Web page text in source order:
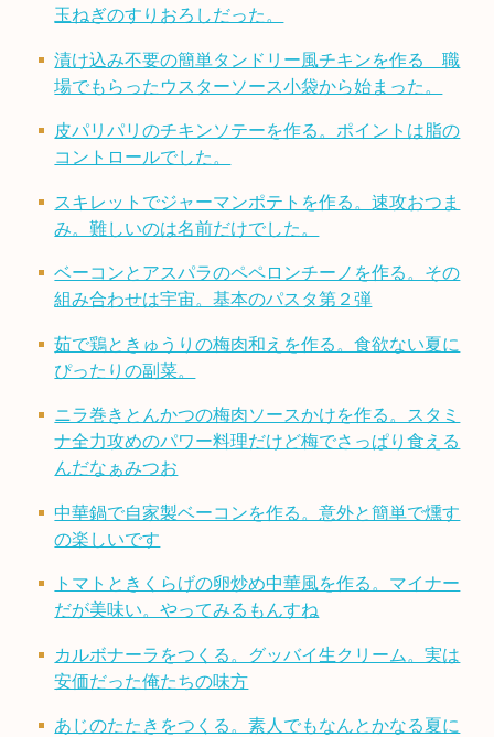
玉ねぎのすりおろしだった。
漬け込み不要の簡単タンドリー風チキンを作る 職
場でもらったウスターソース小袋から始まった。
皮パリパリのチキンソテーを作る。ポイントは脂の
コントロールでした。
スキレットでジャーマンポテトを作る。速攻おつま
み。難しいのは名前だけでした。
ベーコンとアスパラのペペロンチーノを作る。その
組み合わせは宇宙。基本のパスタ第２弾
茹で鶏ときゅうりの梅肉和えを作る。食欲ない夏に
ぴったりの副菜。
ニラ巻きとんかつの梅肉ソースかけを作る。スタミ
ナ全力攻めのパワー料理だけど梅でさっぱり食える
んだなぁみつお
中華鍋で自家製ベーコンを作る。意外と簡単で燻す
の楽しいです
トマトときくらげの卵炒め中華風を作る。マイナー
だが美味い。やってみるもんすね
カルボナーラをつくる。グッバイ生クリーム。実は
安価だった俺たちの味方
あじのたたきをつくる。素人でもなんとかなる夏に